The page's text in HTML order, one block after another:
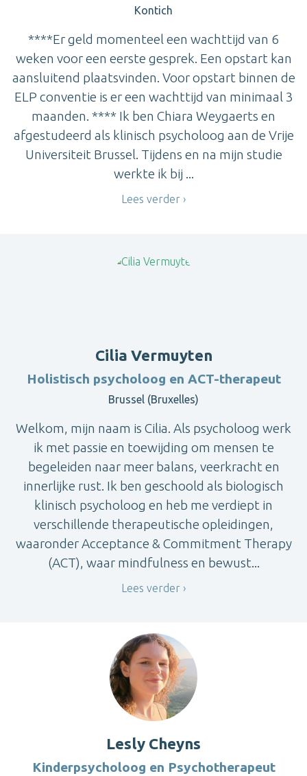
Kontich
****Er geld momenteel een wachttijd van 6
weken voor een eerste gesprek. Een opstart kan
aansluitend plaatsvinden. Voor opstart binnen de
ELP conventie is er een wachttijd van minimaal 3
maanden. **** Ik ben Chiara Weygaerts en
afgestudeerd als klinisch psycholoog aan de Vrije
Universiteit Brussel. Tijdens en na mijn studie
werkte ik bij ...
Lees verder
Cilia Vermuyten
Holistisch psycholoog en ACT-therapeut
Brussel (Bruxelles)
Welkom, mijn naam is Cilia. Als psycholoog werk
ik met passie en toewijding om mensen te
begeleiden naar meer balans, veerkracht en
innerlijke rust. Ik ben geschoold als biologisch
klinisch psycholoog en heb me verdiept in
verschillende therapeutische opleidingen,
waaronder Acceptance & Commitment Therapy
(ACT), waar mindfulness en bewust...
Lees verder
Lesly Cheyns
Kinderpsycholoog en Psychotherapeut